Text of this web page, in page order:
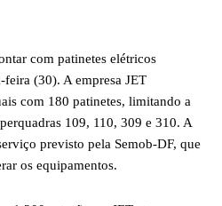
com patinetes elétricos
(30). A empresa JET
com 180 patinetes, limitando a
109, 110, 309 e 310. A
previsto pela Semob-DF, que
os equipamentos.